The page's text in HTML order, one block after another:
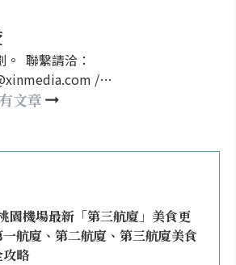
。 聯繫請洽：
/
文章
園機場最新「第三航廈」美食更
航廈、第二航廈、第三航廈美食
攻略